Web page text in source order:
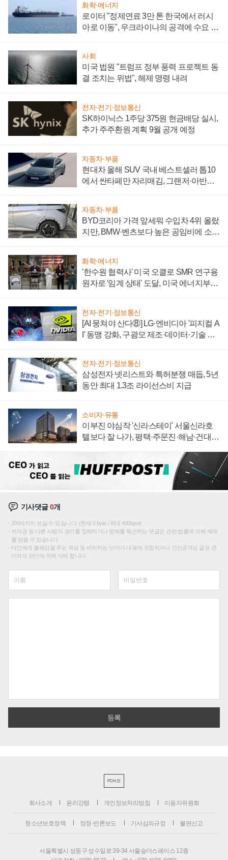
화학·에너지
로이터 "정제연료 3만 톤 한국에서 러시
아로 이동", 우크라이나의 공격에 수요 늘
사회
미국 법원 "트럼프 정부 풍력 프로젝트 동
결 조치는 위법", 해제 명령 내려
전자·전기·정보통신
SK하이닉스 1주당 375원 현금배당 실시,
추가 주주환원 계획 9월 공개 예정
자동차·부품
현대차 올해 SUV 국내 베스트셀러 톱10
에서 싼타페만 자리매김, 그랜저·아반떼
자동차·부품
BYD코리아 가격 앞세워 수입차 4위 올랐
지만, BMW·벤츠보다 높은 공임비에 소비
화학·에너지
'한수원 협력사' 미국 오클로 SMR 연구용
원자로 '임계 상태' 도달, 미국 에너지부
전자·전기·정보통신
[AI 뭉쳐야 산다⑧] LG·엔비디아 '피지컬 A
I' 동맹 강화, 구광모 제조·데이터·기술 결
전자·전기·정보통신
삼성전자 넷리스트와 특허분쟁 매듭, 5년
동안 최대 1.3조 라이선스비 지급
소비자·유통
이부진 야심작 '신라스테이' 서울신라호
텔보다 잘 나가, 평택·주문진·해남·건대로
기사댓글0개
200자까지 쓰실 수 있습니다. (현재 0 byte / 최대 400byte)
저작권 등 다른 사람의 권리를 침해하거나 명예를 훼손하는 댓글은 관련 법률에 의해 제재
를 받을 수 있습니다.
타인에게 불쾌감을 주는 욕설 등 비하하는 단어가 내용에 포함되거나 인신공격성 글은 관
리자의 판단에 의해 삭제 합니다.
PC버전
회사소개 윤리강령 개인정보처리방침 이용자위원회
청소년보호정책 정정·반론보도 기사심의규정 불편신고
서울특별시 성동구 성수일로 39-34 서울숲더스페이스 12층